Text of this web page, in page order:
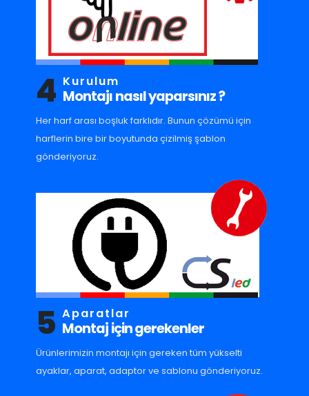
4 Kurulum
Montajı nasıl yaparsınız ?
Her harf arası boşluk farklıdır. Bunun çözümü için
harflerin bire bir boyutunda çizilmiş şablon
gönderiyoruz.
5 Aparatlar
Montaj için gerekenler
Ürünlerimizin montajı için gereken tüm yükselti
ayaklar, aparat, adaptor ve sablonu gönderiyoruz.